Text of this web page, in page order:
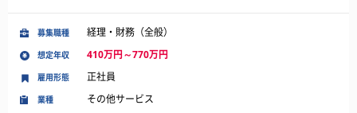
募集職種 経理・財務（全般）
想定年収 410万円～770万円
業種 その他サービス
雇用形態 正社員